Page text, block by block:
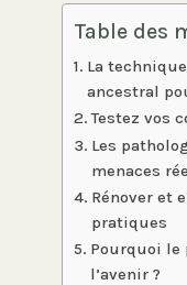
Table des
La
ancestral
Testez vos
Les
menaces
Rénover et
pratiques
Pourquoi le
l’avenir ?